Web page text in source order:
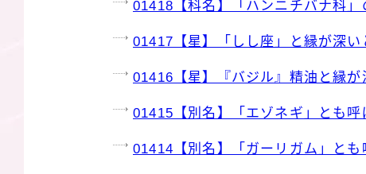
01418【科名】「ハンニチバナ科」
01417【星】「しし座」と縁が深い
01416【星】『バジル』精油と縁
01415【別名】「エゾネギ」とも呼
01414【別名】「ガーリガム」とも